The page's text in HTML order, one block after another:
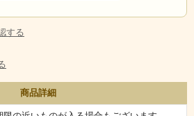
する
商品詳細